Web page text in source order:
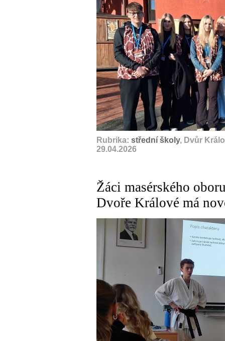
Rubrika: střední školy, Dvůr
29.04.2026
Žáci masérského
Dvoře Králové má